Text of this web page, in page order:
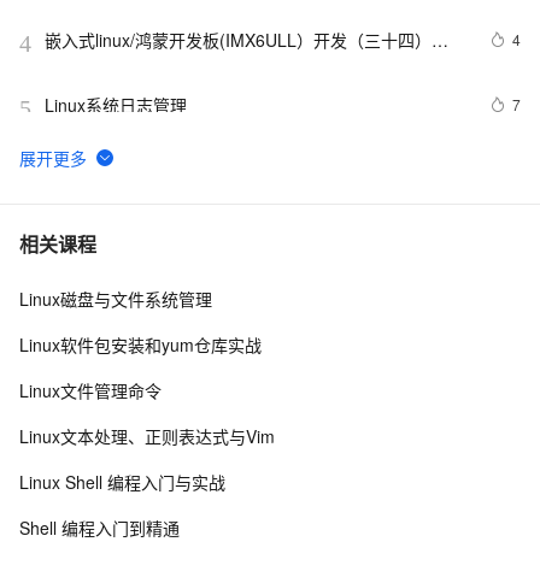
4 嵌入式linux/鸿蒙开发板(IMX6ULL）开发（三十四）
4
5 Linux系统日志管理 7
6 VMware安装Linux第一天
7 linux DHCP
8 Linux系统命令归纳
10 每日一个计算机小知识：Linux
相关课程
Linux磁盘与文件系统管理
Linux软件包安装和yum仓库实战
Linux文件管理命令
Linux文本处理、正则表达式与Vim
Linux Shell 编程入门与实战
Shell 编程入门到精通